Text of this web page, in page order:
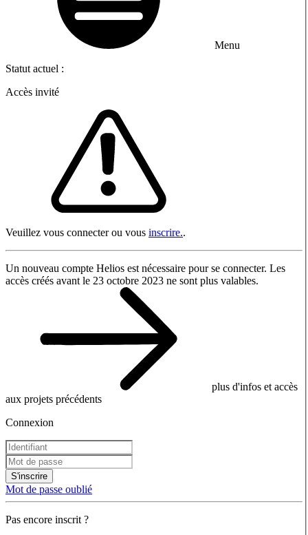
Menu
Statut actuel :
Accès invité
Veuillez vous connecter ou vous inscrire..
Un nouveau compte Helios est nécessaire pour se connecter. Les
accès créés avant le 23 octobre 2023 ne sont plus valables.
plus d'infos et accès
aux projets précédents
Connexion
S'inscrire
Mot de passe oublié
Pas encore inscrit ?